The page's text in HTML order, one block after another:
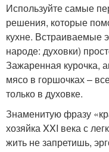
Используйте самые
решения, которые
кухне. Встраиваемые
народе: духовки)
Зажаренная курочка,
мясо в горшочках –
только в духовке.
Знаменитую фразу
хозяйка XXI века с
жить не запретишь,